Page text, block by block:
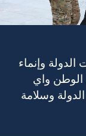
وإنماء
الوطن واي
وسلامة